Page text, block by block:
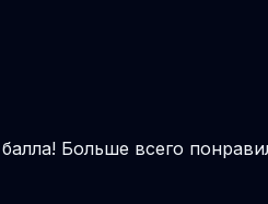
Больше всего